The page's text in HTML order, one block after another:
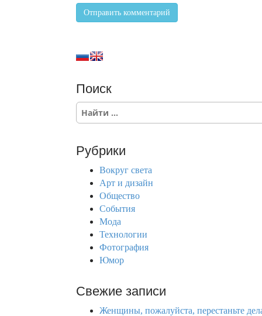
Поиск
S
e
c
Рубрики
Вокруг света
Арт и дизайн
Общество
События
Мода
Технологии
Фотография
Юмор
Свежие записи
Женщины, пожалуйста, перестаньте